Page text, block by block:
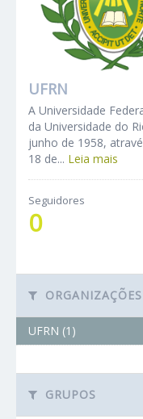
UFRN
A Universidade
da Universidade do
junho de 1958,
18 de... Leia mais
Seguidores
0
ORGANIZAÇÕES
UFRN (1)
GRUPOS